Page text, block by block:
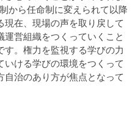
から任命制に変えられて以降
在、現場の声を取り戻して
営組織をつくっていくこと
。権力を監視する学びの力
いける学びの環境をつくって
治のあり方が焦点となって